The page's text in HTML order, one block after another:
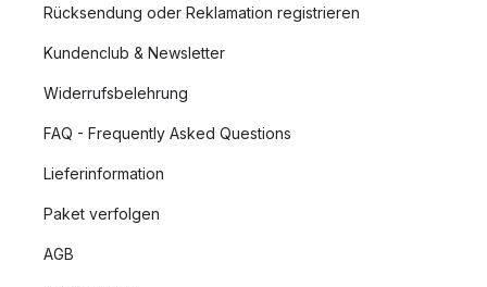
Rücksendung oder Reklamation registrieren
Kundenclub & Newsletter
Widerrufsbelehrung
FAQ - Frequently Asked Questions
Lieferinformation
Paket verfolgen
AGB